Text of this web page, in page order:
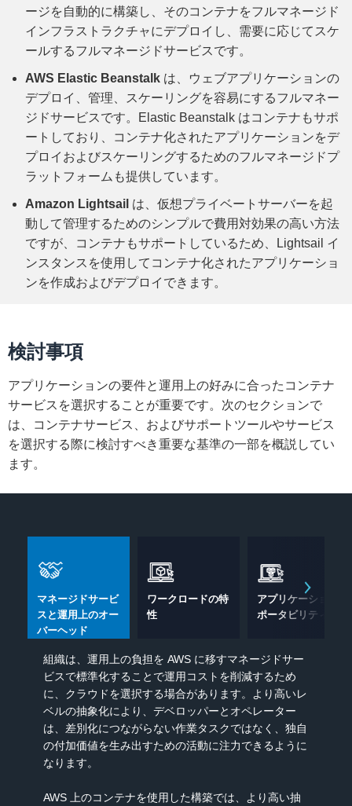
ージを自動的に構築し、そのコンテナをフルマネージド
インフラストラクチャにデプロイし、需要に応じてスケ
ールするフルマネージドサービスです。
AWS Elastic Beanstalk は、ウェブアプリケーションの
デプロイ、管理、スケーリングを容易にするフルマネー
ジドサービスです。Elastic Beanstalk はコンテナもサポ
ートしており、コンテナ化されたアプリケーションをデ
プロイおよびスケーリングするためのフルマネージドプ
ラットフォームも提供しています。
Amazon Lightsail は、仮想プライベートサーバーを起
動して管理するためのシンプルで費用対効果の高い方法
ですが、コンテナもサポートしているため、Lightsail イ
ンスタンスを使用してコンテナ化されたアプリケーショ
ンを作成およびデプロイできます。
検討事項
アプリケーションの要件と運用上の好みに合ったコンテナ
サービスを選択することが重要です。次のセクションで
は、コンテナサービス、およびサポートツールやサービス
を選択する際に検討すべき重要な基準の一部を概説してい
ます。
マネージドサービ
スと運用上のオー
バーヘッド
ワークロードの特
性
アプリケーション
ポータビリティ
組織は、運用上の負担を AWS に移すマネージドサー
ビスで標準化することで運用コストを削減するため
に、クラウドを選択する場合があります。より高いレ
ベルの抽象化により、デベロッパーとオペレーター
は、差別化につながらない作業タスクではなく、独自
の付加価値を生み出すための活動に注力できるように
なります。
AWS 上のコンテナを使用した構築では、より高い抽